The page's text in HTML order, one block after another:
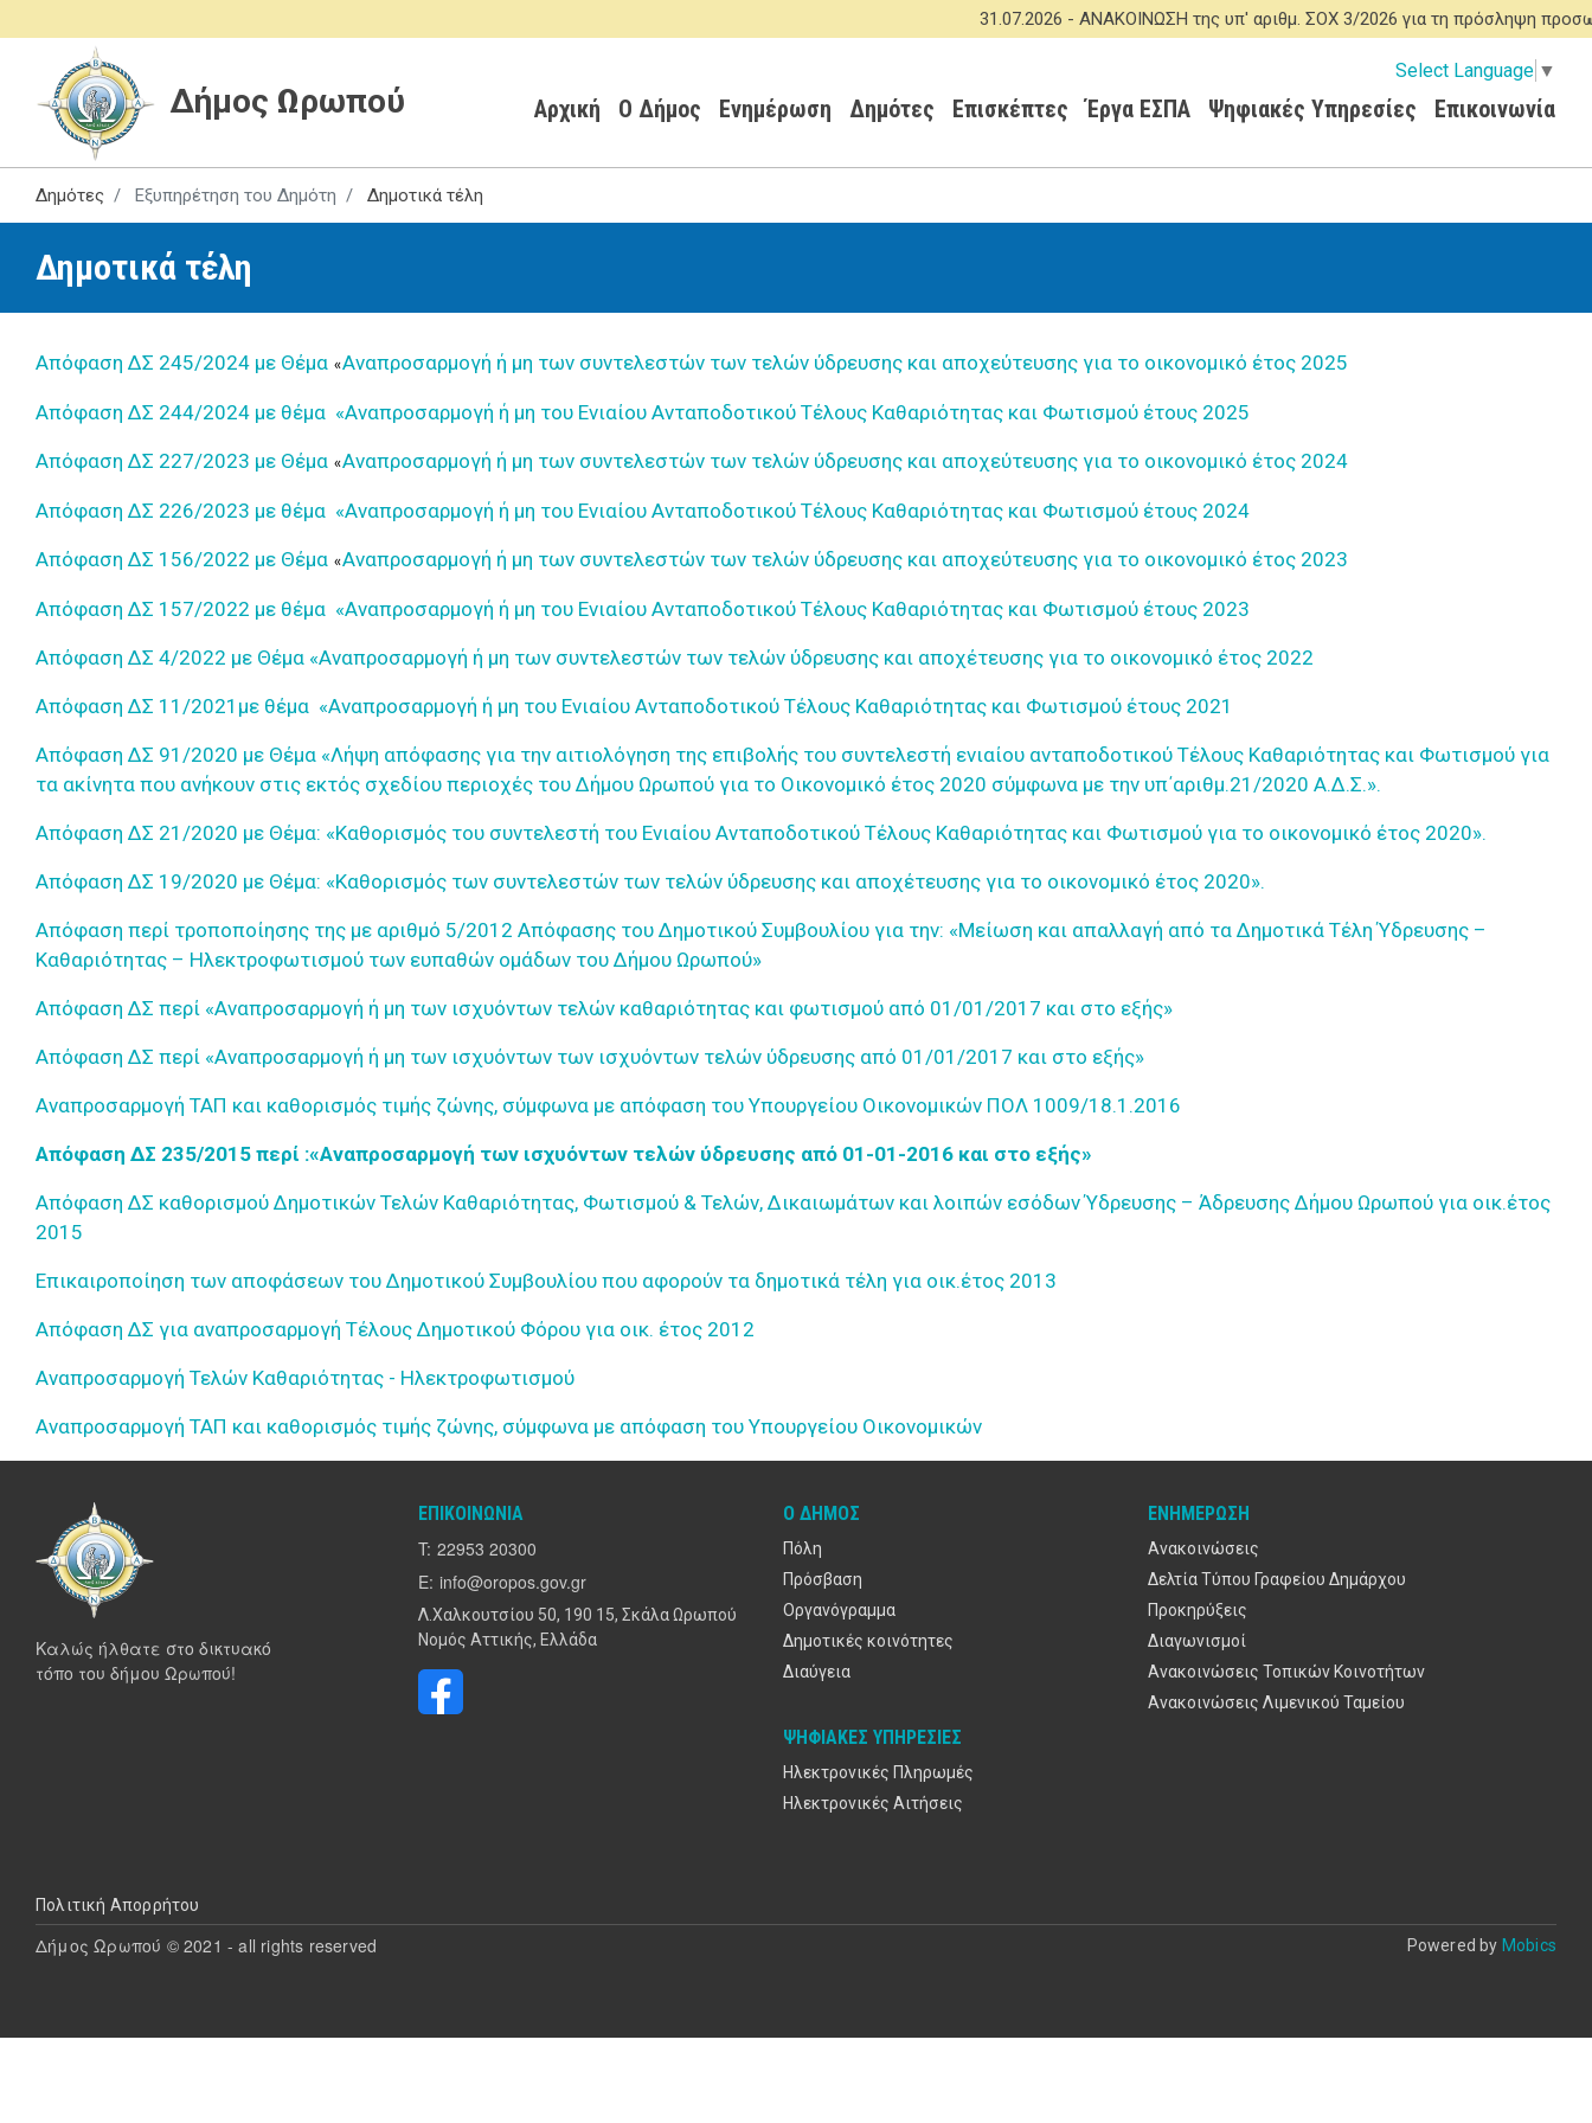
προς
κυρίως
31.07.2026 -ΑΝΑΚΟΙΝΩΣΗ της υπ' αριθμ. ΣΟΧ 3/2026 για τη πρόσληψη
Select Language ▼
Δήμος Ωρωπού Αρχική Ο Δήμος Ενημέρωση Δημότες Επισκέπτες Έργα ΕΣΠΑ Ψηφιακές Υπηρεσίες Επικοινωνία
Δημότες Εξυπηρέτηση του Δημότη Δημοτικά τέλη
Δημοτικά τέλη
Απόφαση ΔΣ 245/2024 με Θέμα «Αναπροσαρμογή ή μη των συντελεστών των τελών ύδρευσης και αποχεύτευσης για το οικονομικό έτος 2025
Απόφαση ΔΣ 244/2024 με θέμα «Αναπροσαρμογή ή μη του Ενιαίου Ανταποδοτικού Τέλους Καθαριότητας και Φωτισμού έτους 2025
Απόφαση ΔΣ 227/2023 με Θέμα «Αναπροσαρμογή ή μη των συντελεστών των τελών ύδρευσης και αποχεύτευσης για το οικονομικό έτος 2024
Απόφαση ΔΣ 226/2023 με θέμα «Αναπροσαρμογή ή μη του Ενιαίου Ανταποδοτικού Τέλους Καθαριότητας και Φωτισμού έτους 2024
Απόφαση ΔΣ 156/2022 με Θέμα «Αναπροσαρμογή ή μη των συντελεστών των τελών ύδρευσης και αποχεύτευσης για το οικονομικό έτος 2023
Απόφαση ΔΣ 157/2022 με θέμα «Αναπροσαρμογή ή μη του Ενιαίου Ανταποδοτικού Τέλους Καθαριότητας και Φωτισμού έτους 2023
Απόφαση ΔΣ 4/2022 με Θέμα «Αναπροσαρμογή ή μη των συντελεστών των τελών ύδρευσης και αποχέτευσης για το οικονομικό έτος 2022
Απόφαση ΔΣ 11/2021με θέμα «Αναπροσαρμογή ή μη του Ενιαίου Ανταποδοτικού Τέλους Καθαριότητας και Φωτισμού έτους 2021
Απόφαση ΔΣ 91/2020 με Θέμα «Λήψη απόφασης για την αιτιολόγηση της επιβολής του συντελεστή ενιαίου ανταποδοτικού Τέλους Καθαριότητας και Φωτισμού για
τα ακίνητα που ανήκουν στις εκτός σχεδίου περιοχές του Δήμου Ωρωπού για το Οικονομικό έτος 2020 σύμφωνα με την υπ΄αριθμ.21/2020 Α.Δ.Σ.».
Απόφαση ΔΣ 21/2020 με Θέμα: «Καθορισμός του συντελεστή του Ενιαίου Ανταποδοτικού Τέλους Καθαριότητας και Φωτισμού για το οικονομικό έτος 2020».
Απόφαση ΔΣ 19/2020 με Θέμα: «Καθορισμός των συντελεστών των τελών ύδρευσης και αποχέτευσης για το οικονομικό έτος 2020».
Απόφαση περί τροποποίησης της με αριθμό 5/2012 Απόφασης του Δημοτικού Συμβουλίου για την: «Μείωση και απαλλαγή από τα Δημοτικά Τέλη Ύδρευσης –
Καθαριότητας – Ηλεκτροφωτισμού των ευπαθών ομάδων του Δήμου Ωρωπού»
Απόφαση ΔΣ περί «Αναπροσαρμογή ή μη των ισχυόντων τελών καθαριότητας και φωτισμού από 01/01/2017 και στο εξής»
Απόφαση ΔΣ περί «Αναπροσαρμογή ή μη των ισχυόντων των ισχυόντων τελών ύδρευσης από 01/01/2017 και στο εξής»
Αναπροσαρμογή ΤΑΠ και καθορισμός τιμής ζώνης, σύμφωνα με απόφαση του Υπουργείου Οικονομικών ΠΟΛ 1009/18.1.2016
Απόφαση ΔΣ 235/2015 περί :«Αναπροσαρμογή των ισχυόντων τελών ύδρευσης από 01-01-2016 και στο εξής»
Απόφαση ΔΣ καθορισμού Δημοτικών Τελών Καθαριότητας, Φωτισμού & Τελών, Δικαιωμάτων και λοιπών εσόδων Ύδρευσης – Άδρευσης Δήμου Ωρωπού για οικ.έτος
2015
Επικαιροποίηση των αποφάσεων του Δημοτικού Συμβουλίου που αφορούν τα δημοτικά τέλη για οικ.έτος 2013
Απόφαση ΔΣ για αναπροσαρμογή Τέλους Δημοτικού Φόρου για οικ. έτος 2012
Αναπροσαρμογή Τελών Καθαριότητας - Ηλεκτροφωτισμού
Αναπροσαρμογή ΤΑΠ και καθορισμός τιμής ζώνης, σύμφωνα με απόφαση του Υπουργείου Οικονομικών
Καλώς ήλθατε στο δικτυακό
τόπο του δήμου Ωρωπού!
ΕΠΙΚΟΙΝΩΝΊΑ
T: 22953 20300
E: info@oropos.gov.gr
Λ.Χαλκουτσίου 50, 190 15, Σκάλα Ωρωπού
Νομός Αττικής, Ελλάδα
Ο ΔΉΜΟΣ
Πόλη
Πρόσβαση
Οργανόγραμμα
Δημοτικές κοινότητες
Διαύγεια
ΨΗΦΙΑΚΈΣ ΥΠΗΡΕΣΊΕΣ
Ηλεκτρονικές Πληρωμές
Ηλεκτρονικές Αιτήσεις
ΕΝΗΜΈΡΩΣΗ
Ανακοινώσεις
Δελτία Τύπου Γραφείου Δημάρχου
Προκηρύξεις
Διαγωνισμοί
Ανακοινώσεις Τοπικών Κοινοτήτων
Ανακοινώσεις Λιμενικού Ταμείου
Υποσέλιδο
Πολιτική Απορρήτου
Δήμος Ωρωπού © 2021 - all rights reserved Powered by Mobics